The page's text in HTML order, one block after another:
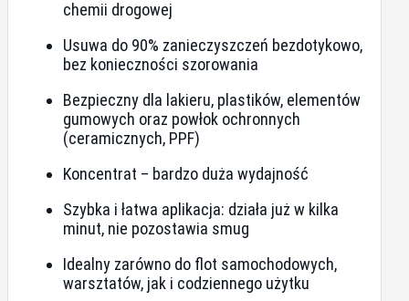
chemii drogowej
Usuwa do 90% zanieczyszczeń bezdotykowo,
bez konieczności szorowania
Bezpieczny dla lakieru, plastików, elementów
gumowych oraz powłok ochronnych
(ceramicznych, PPF)
Koncentrat – bardzo duża wydajność
Szybka i łatwa aplikacja: działa już w kilka
minut, nie pozostawia smug
Idealny zarówno do flot samochodowych,
warsztatów, jak i codziennego użytku